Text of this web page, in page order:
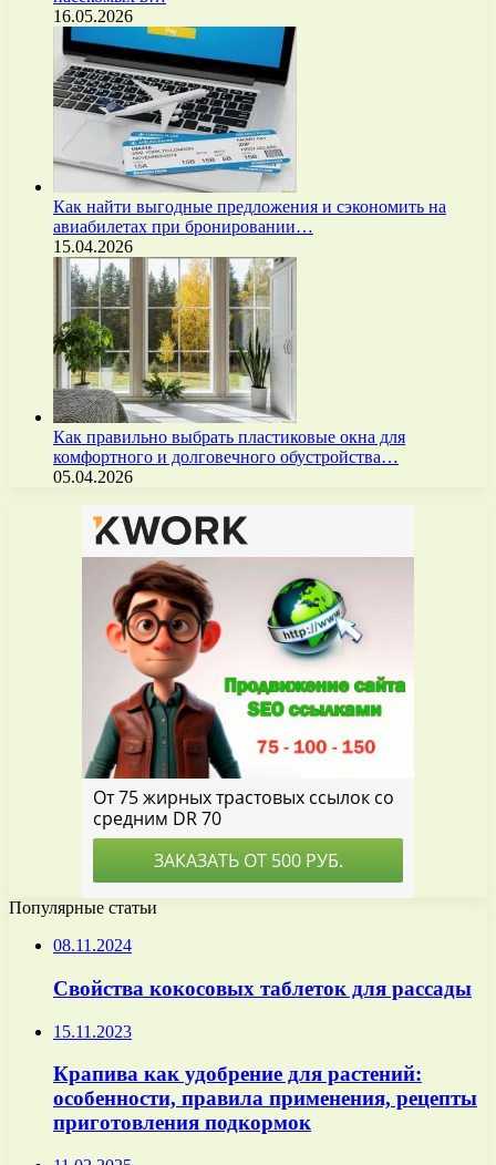
16.05.2026
Как найти выгодные предложения и сэкономить на
авиабилетах при бронировании…
15.04.2026
Как правильно выбрать пластиковые окна для
комфортного и долговечного обустройства…
05.04.2026
Популярные статьи
08.11.2024
Свойства кокосовых таблеток для рассады
15.11.2023
Крапива как удобрение для растений:
особенности, правила применения, рецепты
приготовления подкормок